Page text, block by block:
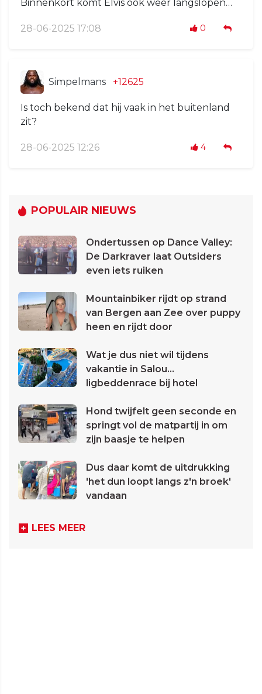
Binnenkort komt Elvis ook weer langslopen…
28-06-2025 17:08 0
Simpelmans +12625
Is toch bekend dat hij vaak in het buitenland
zit?
28-06-2025 12:26 4
POPULAIR NIEUWS
Ondertussen op Dance Valley:
De Darkraver laat Outsiders
even iets ruiken
Mountainbiker rijdt op strand
van Bergen aan Zee over puppy
heen en rijdt door
Wat je dus niet wil tijdens
vakantie in Salou...
ligbeddenrace bij hotel
Hond twijfelt geen seconde en
springt vol de matpartij in om
zijn baasje te helpen
Dus daar komt de uitdrukking
'het dun loopt langs z'n broek'
vandaan
LEES MEER